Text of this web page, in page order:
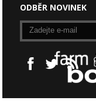
ODBĚR NOVINEK